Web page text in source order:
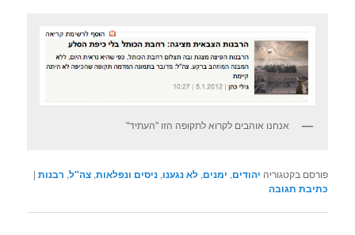
אנחנו אוהבים לקרוא לתקופה הזו "העתיד"
פורסם בקטגוריה יהודים, ימנים,לא נגענו,ניסים ונפלאות,צה"ל, רבנות |
כתיבת תגובה